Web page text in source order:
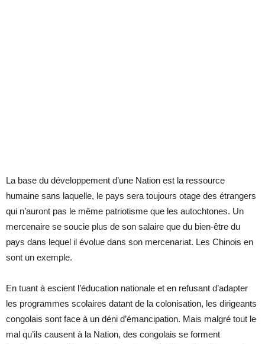
La base du développement d’une Nation est la ressource
humaine sans laquelle, le pays sera toujours otage des étrangers
qui n’auront pas le même patriotisme que les autochtones. Un
mercenaire se soucie plus de son salaire que du bien-être du
pays dans lequel il évolue dans son mercenariat. Les Chinois en
sont un exemple.
En tuant à escient l’éducation nationale et en refusant d’adapter
les programmes scolaires datant de la colonisation, les dirigeants
congolais sont face à un déni d’émancipation. Mais malgré tout le
mal qu’ils causent à la Nation, des congolais se forment